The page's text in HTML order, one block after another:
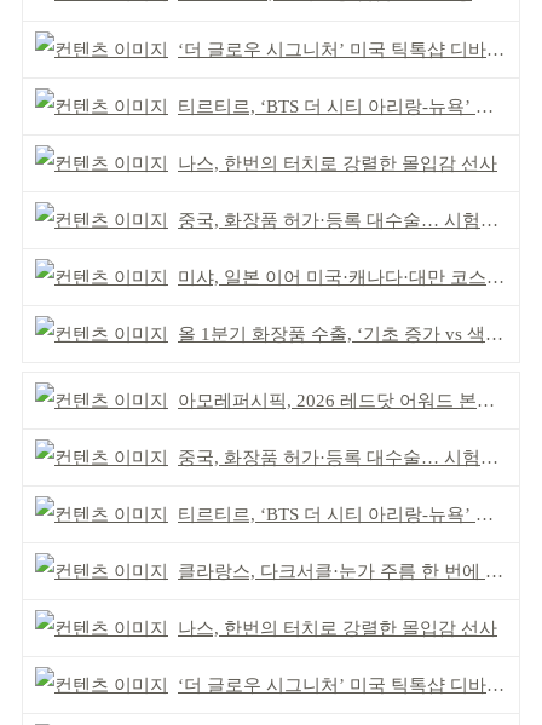
‘더 글로우 시그니처’ 미국 틱톡샵 디바이스 부문 1위
티르티르, ‘BTS 더 시티 아리랑-뉴욕’ 참여
나스, 한번의 터치로 강렬한 몰입감 선사
중국, 화장품 허가·등록 대수술… 시험자료 공용 허용
미샤, 일본 이어 미국·캐나다·대만 코스트코 동시 입점
올 1분기 화장품 수출, ‘기초 증가 vs 색조 감소’
아모레퍼시픽, 2026 레드닷 어워드 본상 2개 수상
중국, 화장품 허가·등록 대수술… 시험자료 공용 허용
티르티르, ‘BTS 더 시티 아리랑-뉴욕’ 참여
클라랑스, 다크서클·눈가 주름 한 번에 더블 케어
나스, 한번의 터치로 강렬한 몰입감 선사
‘더 글로우 시그니처’ 미국 틱톡샵 디바이스 부문 1위